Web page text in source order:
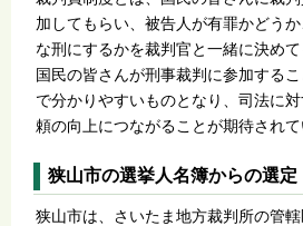
加してもらい、被告人が有罪かどう
な刑にするかを裁判官と一緒に決めて
国民の皆さんが刑事裁判に参加する
で分かりやすいものとなり、司法に
頼の向上につながることが期待されて
狭山市の選挙人名簿からの選定
狭山市は、さいたま地方裁判所の管